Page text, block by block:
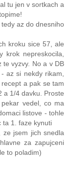
tu jen v sortkach a
az do dnesniho
kroku sice 57, ale
nepreskocila,
te vyzvy. No a v DB
az si nekdy rikam,
a pak se tam
a 1/4 davku. Proste
vedel, co ma
listove - tohle
ta 1. faze kynuti
jsem jich snedla
za zapujceni
to poladim)